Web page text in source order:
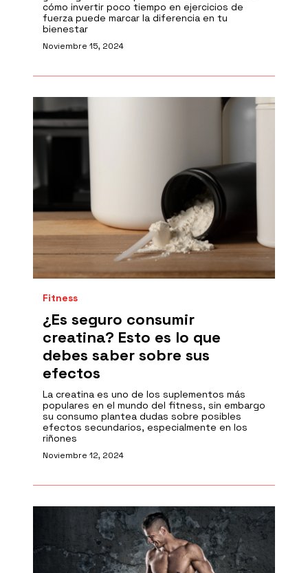
cómo invertir poco tiempo en ejercicios de
fuerza puede marcar la diferencia en tu
bienestar
Noviembre 15, 2024
Fitness
¿Es seguro consumir
creatina? Esto es lo que
debes saber sobre sus
efectos
La creatina es uno de los suplementos más
populares en el mundo del fitness, sin embargo
su consumo plantea dudas sobre posibles
efectos secundarios, especialmente en los
riñones
Noviembre 12, 2024